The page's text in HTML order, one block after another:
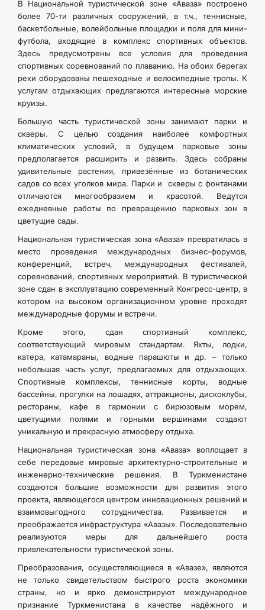
В Национальной туристической зоне «Аваза» построено
более 70-ти различных сооружений, в т.ч., теннисные,
баскетбольные, волейбольные площадки и поля для мини-
футбола, входящие в комплекс спортивных объектов.
Здесь предусмотрены все условия для проведения
спортивных соревнований по плаванию. На обоих берегах
реки оборудованы пешеходные и велосипедные тропы. К
услугам отдыхающих предлагаются интересные морские
круизы.
Большую часть туристической зоны занимают парки и
скверы. С целью создания наиболее комфортных
климатических условий, в будущем парковые зоны
предполагается расширить и развить. Здесь собраны
удивительные растения, привезённые из ботанических
садов со всех уголков мира. Парки и скверы с фонтанами
отличаются многообразием и красотой. Ведутся
ежедневные работы по превращению парковых зон в
цветущие сады.
Национальная туристическая зона «Аваза» превратилась в
место проведения международных бизнес-форумов,
конференций, встреч, международных фестивалей,
соревнований, спортивных мероприятий. В туристической
зоне сдан в эксплуатацию современный Конгресс-центр, в
котором на высоком организационном уровне проходят
международные форумы и встречи.
Кроме этого, сдан спортивный комплекс,
соответствующий мировым стандартам. Яхты, лодки,
катера, катамараны, водные парашюты и др. – только
небольшая часть услуг, предлагаемых для отдыхающих.
Спортивные комплексы, теннисные корты, водные
бассейны, прогулки на лошадях, аттракционы, дискоклубы,
рестораны, кафе в гармонии с бирюзовым морем,
цветущими полями и горными вершинами создают
уникальную и прекрасную атмосферу отдыха.
Национальная туристическая зона «Аваза» воплощает в
себе передовые мировые архитектурно-строительные и
инженерно-технические решения. В Туркменистане
создаются большие возможности для развития этого
проекта, являющегося центром инновационных решений и
взаимовыгодного сотрудничества. Развивается и
преображается инфраструктура «Авазы». Последовательно
реализуются меры для дальнейшего роста
привлекательности туристической зоны.
Преобразования, осуществляющиеся в «Авазе», являются
не только свидетельством быстрого роста экономики
страны, но и ярко демонстрируют международное
признание Туркменистана в качестве надёжного и